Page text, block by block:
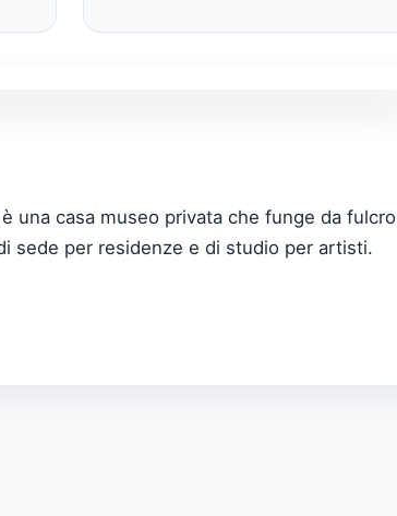
una casa museo privata che funge da fulcro
sede per residenze e di studio per artisti.